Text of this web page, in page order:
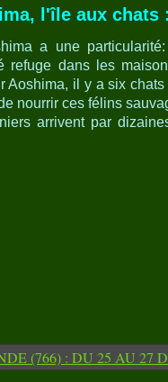
l'île aux chats
a une
refuge dans les
Aoshima, il y a six
nourrir ces félins
arrivent par